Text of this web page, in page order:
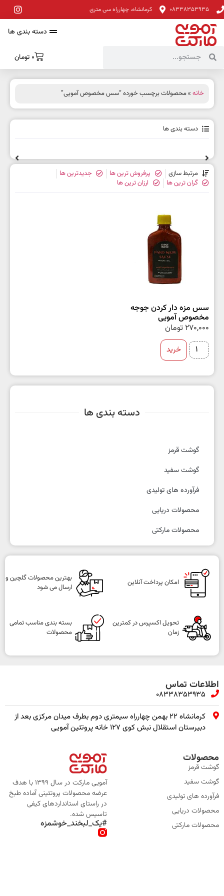
08338353935 کرمانشاه، چهارراه سی متری
دسته بندی ها
0 تومان
دسته بندی ها
گوشت قرمز
گوشت سفید
فرآورده های تولیدی
محصولات دریایی
محصولات مارکتی
خانه » محصولات برچسب خورده “سس مخصوص آمویی”
دسته بندی ها
مرتبط سازی پرفروش ترین ها
جدیدترین ها
گران ترین ها
ارزان ترین ها
سس مزه دار کردن جوجه
مخصوص آمویی
270,000 تومان
خرید
امکان پرداخت آنلاین
بهترین محصولات گلچین و
ارسال می شود
تحویل اکسپرس در کمترین
زمان
بسته بندی مناسب تمامی
محصولات
اطلاعات تماس
08338353935
کرمانشاه ۲۲ بهمن چهارراه سیمتری دوم بطرف میدان مرکزی بعد از
دبیرستان استقلال نبش کوی ۱۲۷ خانه پروتئین آمویی
محصولات
گوشت قرمز
گوشت سفید
فرآورده های تولیدی
محصولات دریایی
محصولات مارکتی
آمویی مارکت در سال 1399 با هدف
عرضه محصولات پروتئینی آماده طبخ
در راستای استانداردهای کیفی
تاسیس شده.
#یک_لبخند_خوشمزه